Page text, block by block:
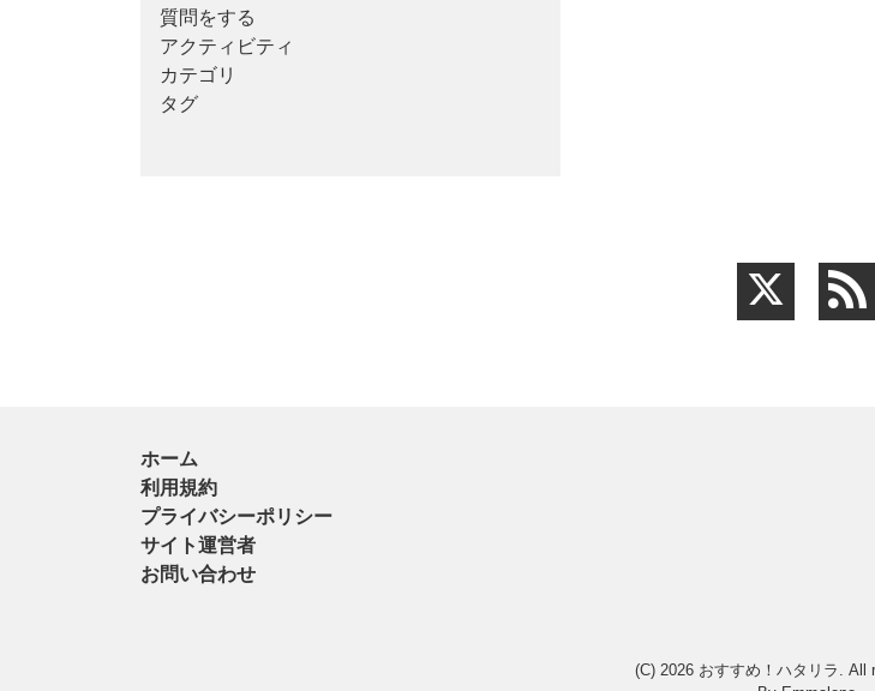
質問をする
アクティビティ
カテゴリ
タグ
ホーム
利用規約
プライバシーポリシー
サイト運営者
お問い合わせ
(C) 2026 おすすめ！ハタリラ . All